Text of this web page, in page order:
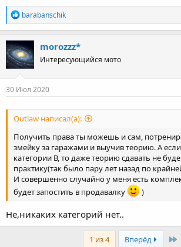
R
e
a
c
t
i
o
n
s
barabanschik
morozzz*
Интересующийся мото
30 Июл 2020
Outlaw написал(а):
Получить права ты можешь и сам,
змейку за гаражами и выучив теорию. А
категории В, то даже теорию сдавать не
практику(так было пару лет назад по
И совершенно случайно у меня есть
будет запостить в продавалку
)
Не,никаких категорий нет..
1 из 4 Вперёд